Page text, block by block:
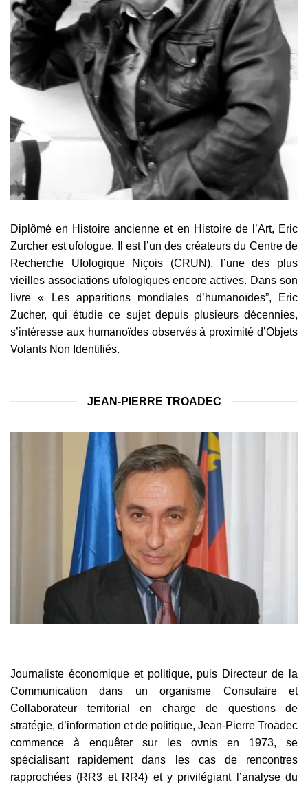
Diplômé en Histoire ancienne et en Histoire de l’Art, Eric
Zurcher est ufologue. Il est l’un des créateurs du Centre de
Recherche Ufologique Niçois (CRUN), l’une des plus
vieilles associations ufologiques encore actives. Dans son
livre « Les apparitions mondiales d’humanoïdes”, Eric
Zucher, qui étudie ce sujet depuis plusieurs décennies,
s’intéresse aux humanoïdes observés à proximité d’Objets
Volants Non Identifiés.
JEAN-PIERRE TROADEC
Journaliste économique et politique, puis Directeur de la
Communication dans un organisme Consulaire et
Collaborateur territorial en charge de questions de
stratégie, d’information et de politique, Jean-Pierre Troadec
commence à enquêter sur les ovnis en 1973, se
spécialisant rapidement dans les cas de rencontres
rapprochées (RR3 et RR4) et y privilégiant l’analyse du